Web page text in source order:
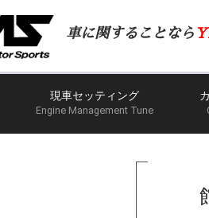
車に関することなら
現車セッティング
Engine Management Tune